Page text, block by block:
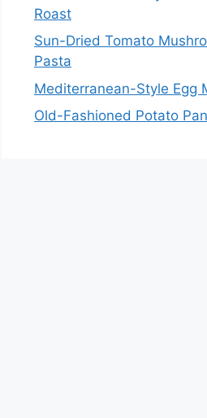
Roast
Sun-Dried Tomato
Pasta
Mediterranean-Style Egg
Old-Fashioned Potato